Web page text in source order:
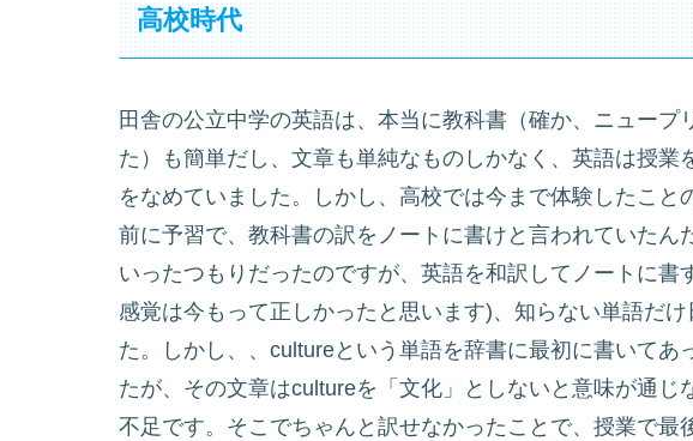
高校時代
田舎の公立中学の英語は、本当に教科書（確か、ニュー
た）も簡単だし、文章も単純なものしかなく、英語は授業
をなめていました。しかし、高校では今まで体験したこと
前に予習で、教科書の訳をノートに書けと言われていたん
いったつもりだったのですが、英語を和訳してノートに書
感覚は今もって正しかったと思います)、知らない単語だ
た。しかし、、cultureという単語を辞書に最初に書いてあ
たが、その文章はcultureを「文化」としないと意味が通じ
不足です。そこでちゃんと訳せなかったことで、授業で最